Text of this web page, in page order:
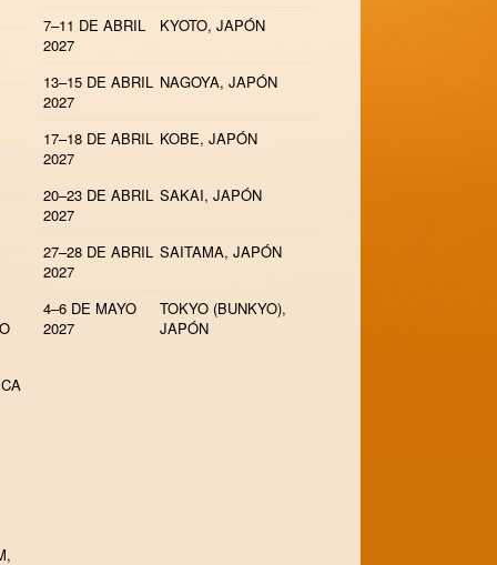
7–11 DE ABRIL
2027
KYOTO, JAPÓN
13–15 DE ABRIL
2027
NAGOYA, JAPÓN
17–18 DE ABRIL
2027
KOBE, JAPÓN
20–23 DE ABRIL
2027
SAKAI, JAPÓN
27–28 DE ABRIL
2027
SAITAMA, JAPÓN
4–6 DE MAYO
2027
TOKYO (BUNKYO),
JAPÓN